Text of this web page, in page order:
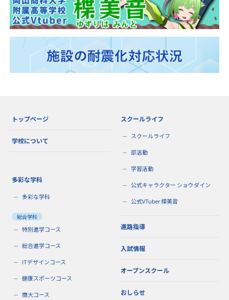
トップページ
学校について
多彩な学科
多彩な学科
総合学科
特別進学コース
総合進学コース
ITデザインコース
健康スポーツコース
商大コース
スクールライフ
スクールライフ
部活動
学習活動
公式キャラクター ショウダイン
公式VTuber 楪美音
進路指導
入試情報
オープンスクール
おしらせ